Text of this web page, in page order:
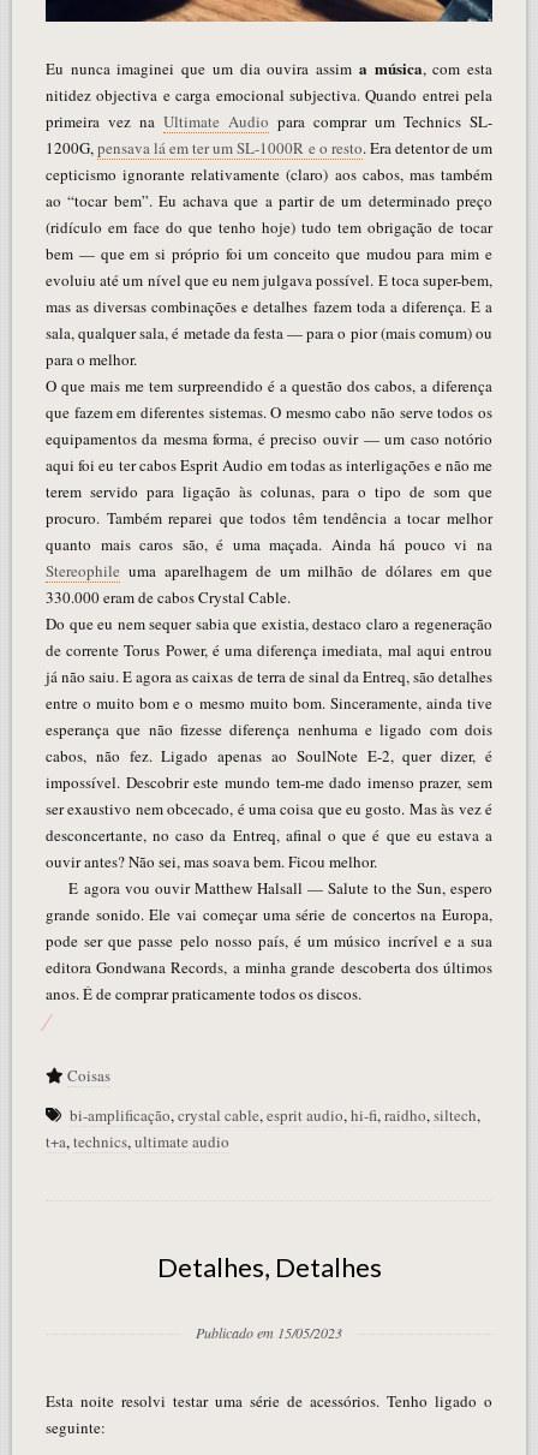
Eu nunca imaginei que um dia ouvira assim a música, com esta
nitidez objectiva e carga emocional subjectiva. Quando entrei pela
primeira vez na Ultimate Audio para comprar um Technics SL-
1200G,pensava lá em ter um SL-1000R e o resto. Era detentor de um
cepticismo ignorante relativamente (claro) aos cabos, mas também
ao “tocar bem”. Eu achava que a partir de um determinado preço
(ridículo em face do que tenho hoje) tudo tem obrigação de tocar
bem — que em si próprio foi um conceito que mudou para mim e
evoluiu até um nível que eu nem julgava possível. E toca super-bem,
mas as diversas combinações e detalhes fazem toda a diferença. E a
sala, qualquer sala, é metade da festa — para o pior (mais comum) ou
para o melhor.
O que mais me tem surpreendido é a questão dos cabos, a diferença
que fazem em diferentes sistemas. O mesmo cabo não serve todos os
equipamentos da mesma forma, é preciso ouvir — um caso notório
aqui foi eu ter cabos Esprit Audio em todas as interligações e não me
terem servido para ligação às colunas, para o tipo de som que
procuro. Também reparei que todos têm tendência a tocar melhor
quanto mais caros são, é uma maçada. Ainda há pouco vi na
Stereophile uma aparelhagem de um milhão de dólares em que
330.000 eram de cabos Crystal Cable.
Do que eu nem sequer sabia que existia, destaco claro a regeneração
de corrente Torus Power, é uma diferença imediata, mal aqui entrou
já não saiu. E agora as caixas de terra de sinal da Entreq, são detalhes
entre o muito bom e o mesmo muito bom. Sinceramente, ainda tive
esperança que não fizesse diferença nenhuma e ligado com dois
cabos, não fez. Ligado apenas ao SoulNote E-2, quer dizer, é
impossível. Descobrir este mundo tem-me dado imenso prazer, sem
ser exaustivo nem obcecado, é uma coisa que eu gosto. Mas às vez é
desconcertante, no caso da Entreq, afinal o que é que eu estava a
ouvir antes? Não sei, mas soava bem. Ficou melhor.
E agora vou ouvir Matthew Halsall — Salute to the Sun, espero
grande sonido. Ele vai começar uma série de concertos na Europa,
pode ser que passe pelo nosso país, é um músico incrível e a sua
editora Gondwana Records, a minha grande descoberta dos últimos
anos. É de comprar praticamente todos os discos.
Coisas
bi-amplificação,crystal cable,esprit audio,hi-fi,raidho,siltech,
t+a,technics,ultimate audio
Detalhes, Detalhes
Publicado em 15/05/2023
Esta noite resolvi testar uma série de acessórios. Tenho ligado o
seguinte: